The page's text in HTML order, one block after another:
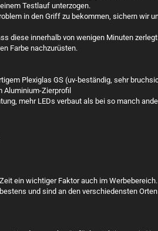
Testlauf unterzogen.
in den Griff zu bekommen, sichern wir
diese innerhalb von wenigen Minuten
Farbe nachzurüsten.
Plexiglas GS (uv-beständig, sehr
Aluminium-Zierprofil
mehr LEDs verbaut als bei so manch
ein wichtiger Faktor auch im Werbebereich.
und sind an den verschiedensten